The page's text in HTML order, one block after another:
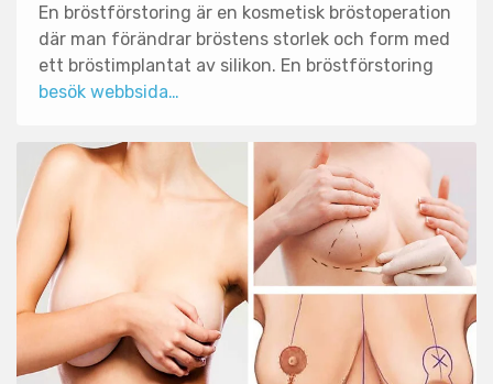
En bröstförstoring är en kosmetisk bröstoperation
där man förändrar bröstens storlek och form med
ett bröstimplantat av silikon. En bröstförstoring
besök webbsida…